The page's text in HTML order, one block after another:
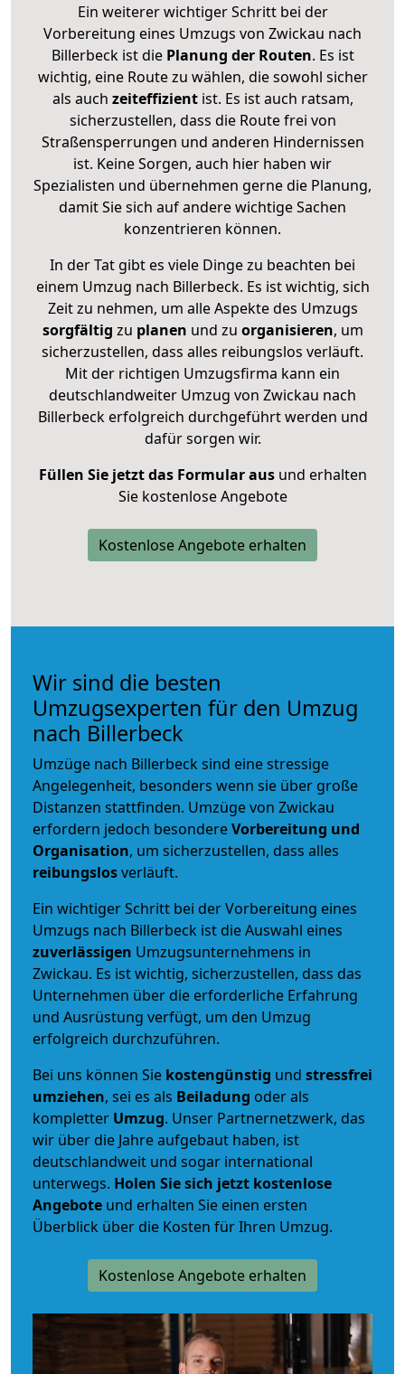
Ein weiterer wichtiger Schritt bei der
Vorbereitung eines Umzugs von Zwickau nach
Billerbeck ist diePlanung der Routen. Es ist
wichtig, eine Route zu wählen, die sowohl sicher
als auch zeiteffizientist. Es ist auch ratsam,
sicherzustellen, dass die Route frei von
Straßensperrungen und anderen Hindernissen
ist. Keine Sorgen, auch hier haben wir
Spezialisten und übernehmen gerne die Planung,
damit Sie sich auf andere wichtige Sachen
konzentrieren können.
In der Tat gibt es viele Dinge zu beachten bei
einem Umzug nach Billerbeck. Es ist wichtig, sich
Zeit zu nehmen, um alle Aspekte des Umzugs
sorgfältig zu planen und zu organisieren, um
sicherzustellen, dass alles reibungslos verläuft.
Mit der richtigen Umzugsfirma kann ein
deutschlandweiter Umzug von Zwickau nach
Billerbeck erfolgreich durchgeführt werden und
dafür sorgen wir.
Füllen Sie jetzt das Formular ausund erhalten
Sie kostenlose Angebote
Kostenlose Angebote erhalten
Wir sind die besten
Umzugsexperten für den Umzug
nach Billerbeck
Umzüge nach Billerbeck sind eine stressige
Angelegenheit, besonders wenn sie über große
Distanzen stattfinden. Umzüge von Zwickau
erfordern jedoch besondereVorbereitung und
Organisation, um sicherzustellen, dass alles
reibungslosverläuft.
Ein wichtiger Schritt bei der Vorbereitung eines
Umzugs nach Billerbeck ist die Auswahl eines
zuverlässigen Umzugsunternehmens in
Zwickau. Es ist wichtig, sicherzustellen, dass das
Unternehmen über die erforderliche Erfahrung
und Ausrüstung verfügt, um den Umzug
erfolgreich durchzuführen.
Bei uns können Sie kostengünstig und stressfrei
umziehen, sei es als Beiladung oder als
kompletter Umzug. Unser Partnernetzwerk, das
wir über die Jahre aufgebaut haben, ist
deutschlandweit und sogar international
unterwegs. Holen Sie sich jetzt kostenlose
Angebote und erhalten Sie einen ersten
Überblick über die Kosten für Ihren Umzug.
Kostenlose Angebote erhalten